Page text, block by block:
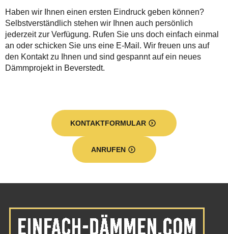
Haben wir Ihnen einen ersten Eindruck geben können?
Selbstverständlich stehen wir Ihnen auch persönlich
jederzeit zur Verfügung. Rufen Sie uns doch einfach einmal
an oder schicken Sie uns eine E-Mail. Wir freuen uns auf
den Kontakt zu Ihnen und sind gespannt auf ein neues
Dämmprojekt in Beverstedt.
KONTAKTFORMULAR
ANRUFEN